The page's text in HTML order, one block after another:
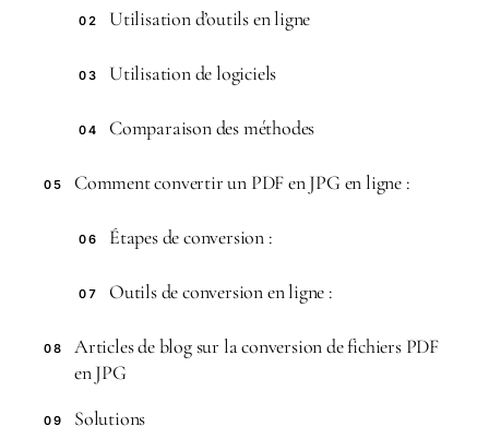
02 Utilisation d’outils en ligne
03 Utilisation de logiciels
04 Comparaison des méthodes
05 Comment convertir un PDF en JPG en ligne :
06 Étapes de conversion :
07 Outils de conversion en ligne :
08
Articles de blog sur la conversion de fichiers PDF
en JPG
09 Solutions